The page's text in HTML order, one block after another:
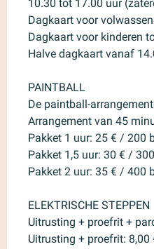
10.30 tot 17.00 uur
Dagkaart voor
Dagkaart voor kinderen
Halve dagkaart vanaf
PAINTBALL
De paintball-
Arrangement van 45
Pakket 1 uur: 25 € / 200
Pakket 1,5 uur: 30 € /
Pakket 2 uur: 35 € / 400
ELEKTRISCHE STEPPEN
Uitrusting + proefrit +
Uitrusting + proefrit: 8,00